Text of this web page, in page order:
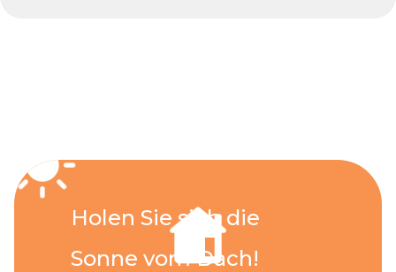
Holen Sie sich die
Sonne vom Dach!